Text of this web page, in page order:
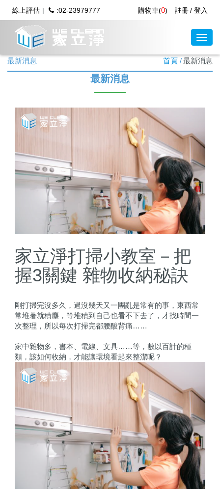
線上評估 :02-23979777 註冊 登入
購物車(0)
最新消息 首頁 最新消息
最新消息
家立淨打掃小教室－把
握3關鍵 雜物收納秘訣
剛打掃完沒多久，過沒幾天又一團亂是常有的事，東西常
常堆著就積塵，等堆積到自己也看不下去了，才找時間一
次整理，所以每次打掃完都腰酸背痛……
家中雜物多，書本、電線、文具……等，數以百計的種
類，該如何收納，才能讓環境看起來整潔呢？